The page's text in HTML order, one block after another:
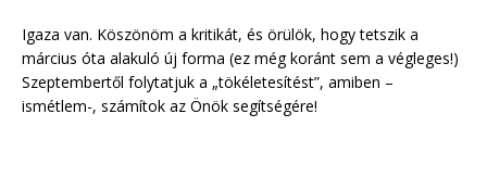
Igaza van. Köszönöm a kritikát, és örülök, hogy tetszik a
március óta alakuló új forma (ez még koránt sem a végleges!)
Szeptembertől folytatjuk a „tökéletesítést”, amiben –
ismétlem-, számítok az Önök segítségére!